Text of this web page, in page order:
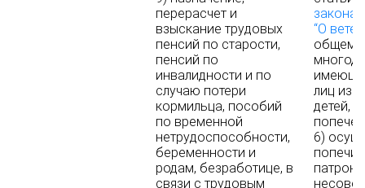
перерасчет и
взыскание трудовых
пенсий по старости,
пенсий по
инвалидности и по
случаю потери
кормильца, пособий
по временной
нетрудоспособности,
беременности и
родам, безработице, в
связи с трудовым
закона
“О
общему
лиц из
детей,
6)